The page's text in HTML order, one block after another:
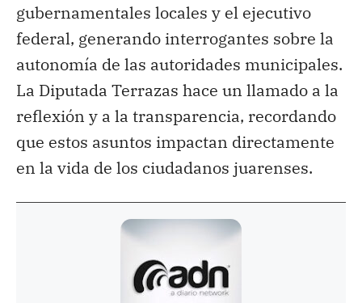
gubernamentales locales y el ejecutivo
federal, generando interrogantes sobre la
autonomía de las autoridades municipales.
La Diputada Terrazas hace un llamado a la
reflexión y a la transparencia, recordando
que estos asuntos impactan directamente
en la vida de los ciudadanos juarenses.